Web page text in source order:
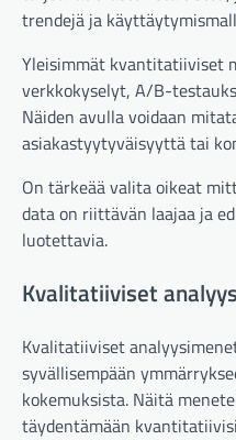
trendejä ja
Yleisimmät kvantitatiiviset
verkkokyselyt, A/B-
Näiden avulla voidaan
asiakastyytyväisyyttä tai
On tärkeää valita oikeat
data on riittävän laajaa ja
luotettavia.
Kvalitatiiviset
Kvalitatiiviset
syvällisempään
kokemuksista. Näitä
täydentämään